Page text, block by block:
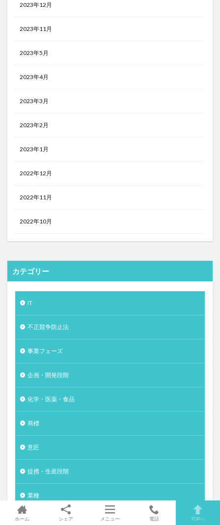
2023年12月
2023年11月
2023年5月
2023年4月
2023年3月
2023年2月
2023年1月
2022年12月
2022年11月
2022年10月
カテゴリー
IT
不正競争防止法
事業フェーズ
企画・開発段階
化学・医薬・食品
商標
意匠
提携・生産段階
業種
特許
ホーム シェア メニュー 電話 TOPへ